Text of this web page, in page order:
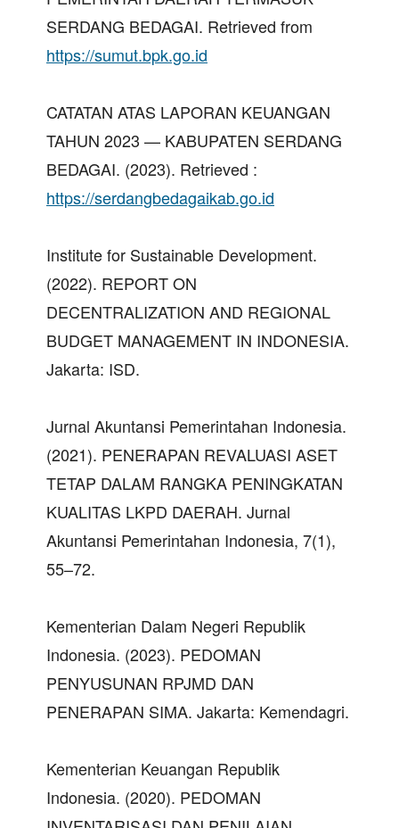
SERDANG BEDAGAI. Retrieved from
https://sumut.bpk.go.id
CATATAN ATAS LAPORAN KEUANGAN
TAHUN 2023 — KABUPATEN SERDANG
BEDAGAI. (2023). Retrieved :
https://serdangbedagaikab.go.id
Institute for Sustainable Development.
(2022). REPORT ON
DECENTRALIZATION AND REGIONAL
BUDGET MANAGEMENT IN INDONESIA.
Jakarta: ISD.
Jurnal Akuntansi Pemerintahan Indonesia.
(2021). PENERAPAN REVALUASI ASET
TETAP DALAM RANGKA PENINGKATAN
KUALITAS LKPD DAERAH. Jurnal
Akuntansi Pemerintahan Indonesia, 7(1),
55–72.
Kementerian Dalam Negeri Republik
Indonesia. (2023). PEDOMAN
PENYUSUNAN RPJMD DAN
PENERAPAN SIMA. Jakarta: Kemendagri.
Kementerian Keuangan Republik
Indonesia. (2020). PEDOMAN